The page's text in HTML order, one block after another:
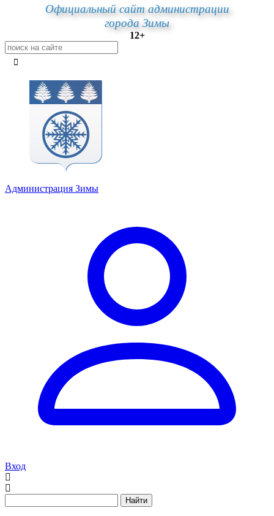
Официальный сайт администрации
города Зимы
12+
Администрация Зимы
Вход
Найти